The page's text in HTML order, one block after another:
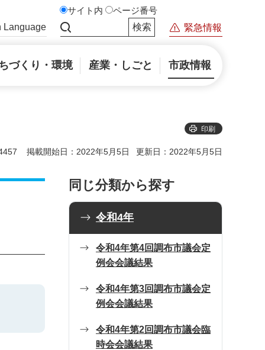
Language
サイト内 ページ番号
緊急情報
づくり・環境 産業・しごと 市政情報
印刷
掲載開始日：2022年5月5日 更新日：2022年5月5日
同じ分類から探す
令和4年
令和4年第4回調布市議会定
例会会議結果
令和4年第3回調布市議会定
例会会議結果
令和4年第2回調布市議会臨
時会会議結果